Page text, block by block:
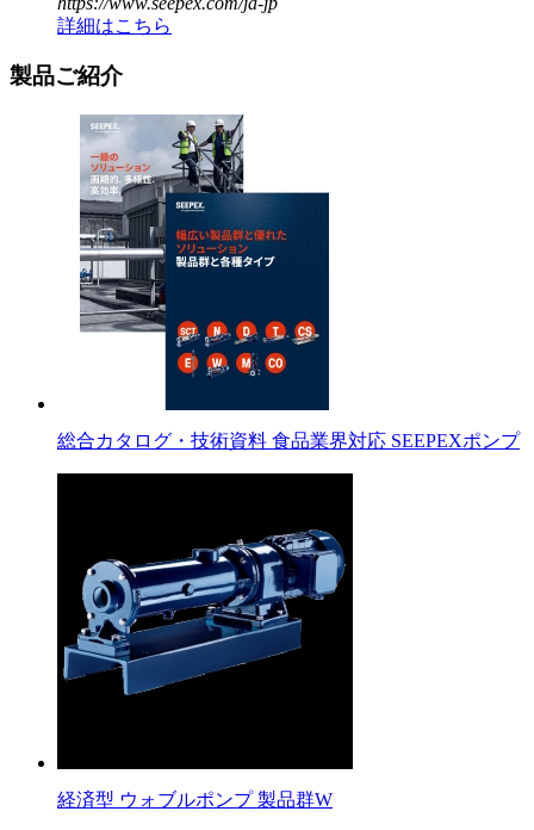
詳細はこちら
製品ご紹介
総合カタログ・技術資料 食品業界対応 SEEPEXポンプ
経済型 ウォブルポンプ 製品群W